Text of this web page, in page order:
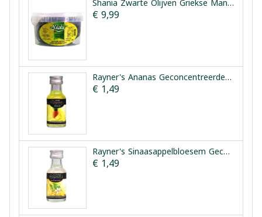
€ 9,99
Rayner's Ananas Geconcentreerde Smaakessentie 25ml
€ 1,49
Rayner's Sinaasappelbloesem Geconcentreerde Smaakessentie 28ml
€ 1,49